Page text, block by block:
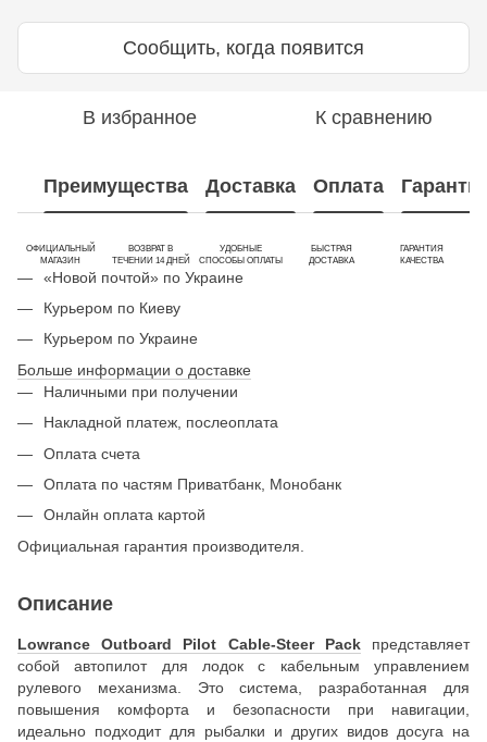
Сообщить, когда появится
В избранное К сравнению
Преимущества Доставка Оплата
ОФИЦИАЛЬНЫЙ
МАГАЗИН
ВОЗВРАТ В
ТЕЧЕНИИ 14 ДНЕЙ
УДОБНЫЕ
СПОСОБЫ ОПЛАТЫ
БЫСТРАЯ
ДОСТАВКА
ГАРАНТИЯ
КАЧЕСТВА
«Новой почтой» по Украине
Курьером по Киеву
Курьером по Украине
Больше информации о доставке
Наличными при получении
Накладной платеж, послеоплата
Оплата счета
Оплата по частям Приватбанк, Монобанк
Онлайн оплата картой
Официальная гарантия производителя.
Описание
Lowrance Outboard Pilot Cable-Steer Packпредставляет
собой автопилот для лодок с кабельным управлением
рулевого механизма. Это система, разработанная для
повышения комфорта и безопасности при навигации,
идеально подходит для рыбалки и других видов досуга на